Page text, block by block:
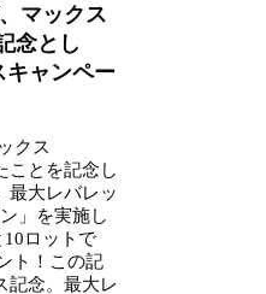
マックス
念とし
キャンペー
クス
ことを記念し
最大レバレッ
」を実施し
10ロットで
ト！この記
記念。最大レ